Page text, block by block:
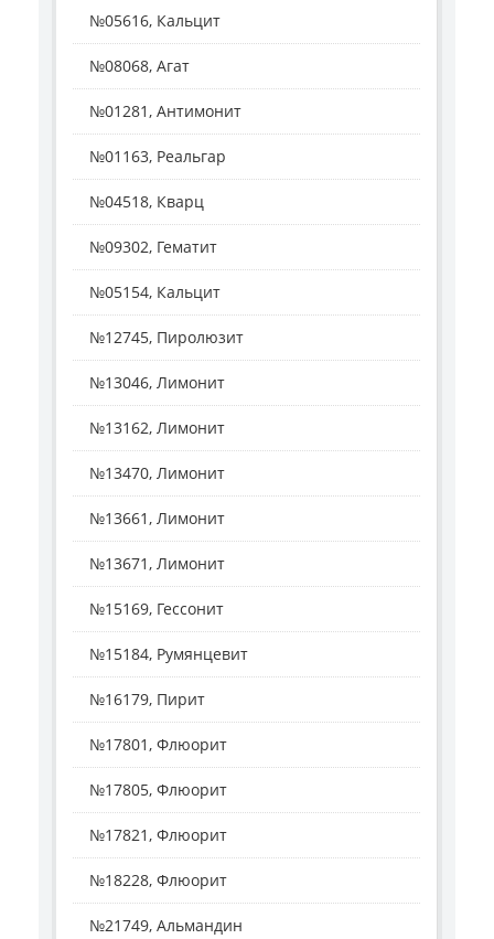
№05616, Кальцит
№08068, Агат
№01281, Антимонит
№01163, Реальгар
№04518, Кварц
№09302, Гематит
№05154, Кальцит
№12745, Пиролюзит
№13046, Лимонит
№13162, Лимонит
№13470, Лимонит
№13661, Лимонит
№13671, Лимонит
№15169, Гессонит
№15184, Румянцевит
№16179, Пирит
№17801, Флюорит
№17805, Флюорит
№17821, Флюорит
№18228, Флюорит
№21749, Альмандин